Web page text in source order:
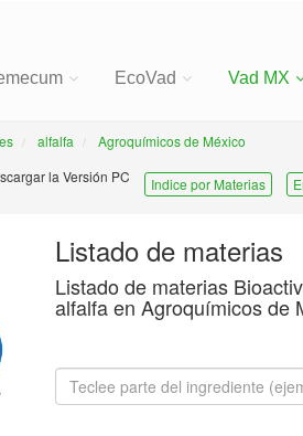
EcoVad Vad MX
alfalfa
Agroquímicos de México
la Versión PC
Indice por Materias
Listado de materias
Listado de materias
alfalfa en Agroquímicos de